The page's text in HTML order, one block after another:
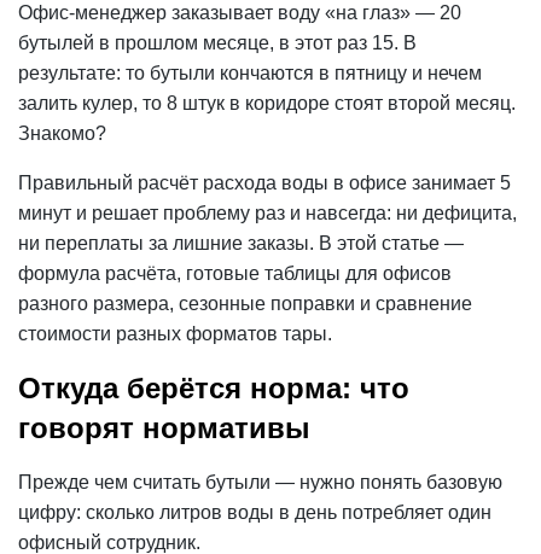
Офис-менеджер заказывает воду «на глаз» — 20
бутылей в прошлом месяце, в этот раз 15. В
результате: то бутыли кончаются в пятницу и нечем
залить кулер, то 8 штук в коридоре стоят второй месяц.
Знакомо?
Правильный расчёт расхода воды в офисе занимает 5
минут и решает проблему раз и навсегда: ни дефицита,
ни переплаты за лишние заказы. В этой статье —
формула расчёта, готовые таблицы для офисов
разного размера, сезонные поправки и сравнение
стоимости разных форматов тары.
Откуда берётся норма: что
говорят нормативы
Прежде чем считать бутыли — нужно понять базовую
цифру: сколько литров воды в день потребляет один
офисный сотрудник.